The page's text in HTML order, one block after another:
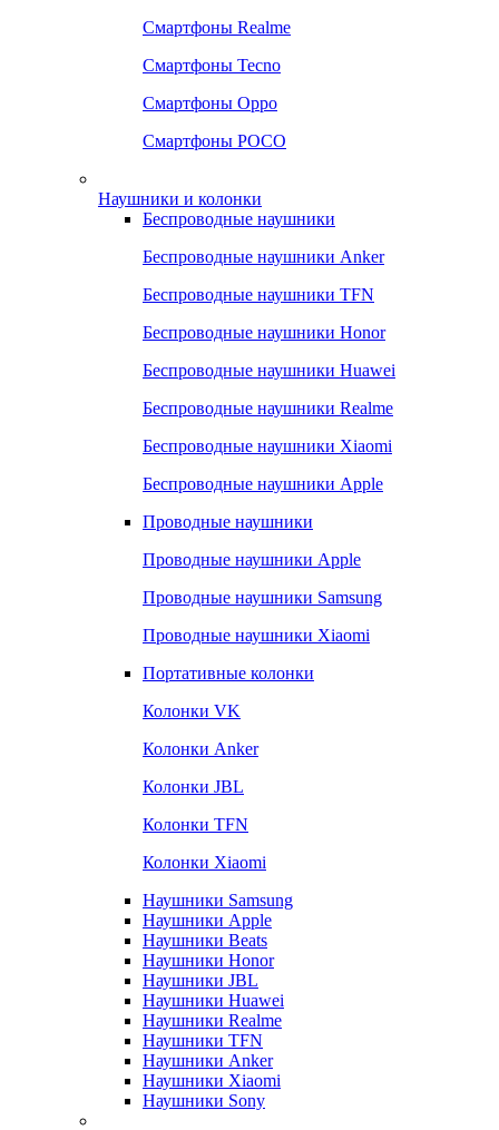
Смартфоны Realme
Смартфоны Tecno
Смартфоны Oppo
Смартфоны POCO
Наушники и колонки
Беспроводные наушники
Беспроводные наушники Anker
Беспроводные наушники TFN
Беспроводные наушники Honor
Беспроводные наушники Huawei
Беспроводные наушники Realme
Беспроводные наушники Xiaomi
Беспроводные наушники Apple
Проводные наушники
Проводные наушники Apple
Проводные наушники Samsung
Проводные наушники Xiaomi
Портативные колонки
Колонки VK
Колонки Anker
Колонки JBL
Колонки TFN
Колонки Xiaomi
Наушники Samsung
Наушники Apple
Наушники Beats
Наушники Honor
Наушники JBL
Наушники Huawei
Наушники Realme
Наушники TFN
Наушники Anker
Наушники Xiaomi
Наушники Sony